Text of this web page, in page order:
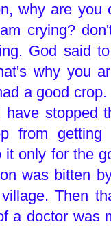
why are you
crying?
God said
why you
a good
have stopped
from getting
only for the
was bitten
Then
a doctor was